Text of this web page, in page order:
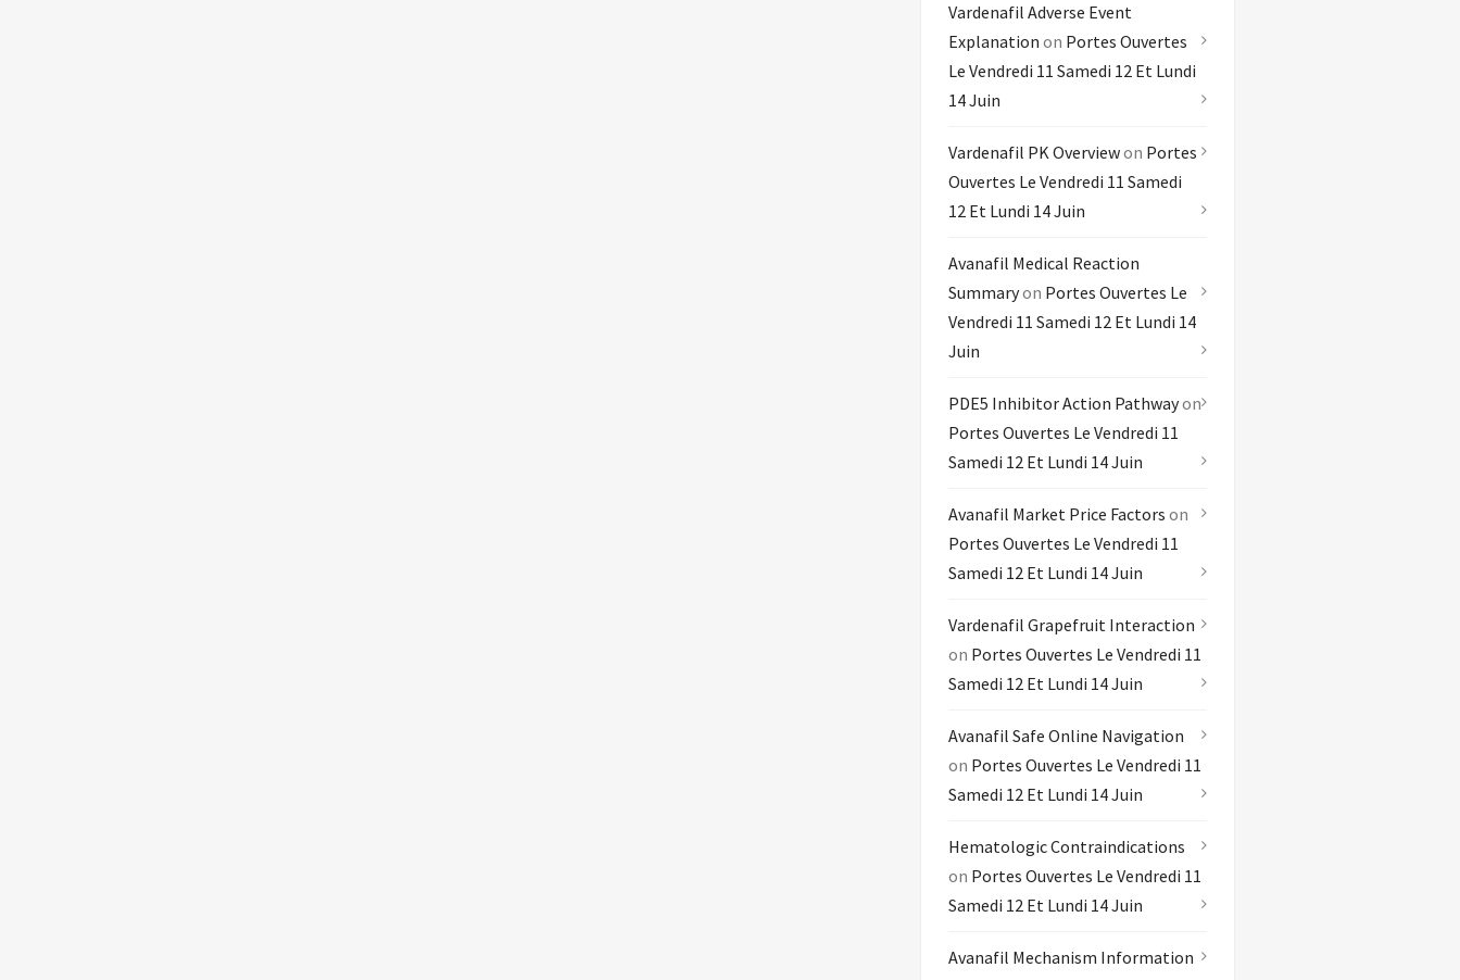
Vardenafil Adverse Event
Explanation on Portes Ouvertes
Le Vendredi 11 Samedi 12 Et Lundi
14 Juin
Vardenafil PK Overviewon Portes
Ouvertes Le Vendredi 11 Samedi
12 Et Lundi 14 Juin
Avanafil Medical Reaction
Summaryon Portes Ouvertes Le
Vendredi 11 Samedi 12 Et Lundi 14
Juin
PDE5 Inhibitor Action Pathwayon
Portes Ouvertes Le Vendredi 11
Samedi 12 Et Lundi 14 Juin
Avanafil Market Price Factors on
Portes Ouvertes Le Vendredi 11
Samedi 12 Et Lundi 14 Juin
Vardenafil Grapefruit Interaction
on Portes Ouvertes Le Vendredi 11
Samedi 12 Et Lundi 14 Juin
Avanafil Safe Online Navigation
on Portes Ouvertes Le Vendredi 11
Samedi 12 Et Lundi 14 Juin
Hematologic Contraindications
on Portes Ouvertes Le Vendredi 11
Samedi 12 Et Lundi 14 Juin
Avanafil Mechanism Information